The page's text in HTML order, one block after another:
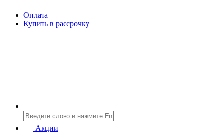
Оплата
Купить в рассрочку
Акции